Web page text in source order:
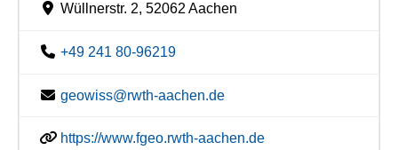
Wüllnerstr. 2, 52062 Aachen
+49 241 80-96219
geowiss@rwth-aachen.de
https://www.fgeo.rwth-aachen.de